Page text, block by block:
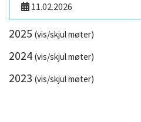
11.02.2026
2025 (vis/skjul møter)
2024 (vis/skjul møter)
2023 (vis/skjul møter)